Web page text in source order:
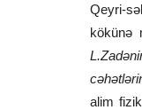
Qeyri-
kökünə
alim